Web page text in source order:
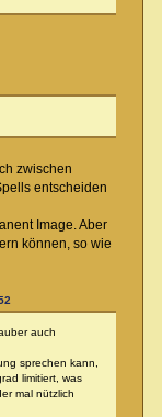
zwischen
entscheiden
Image. Aber
können, so wie
auch
sprechen kann,
limitiert, was
mal nützlich